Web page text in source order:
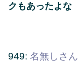
クもあったよな
949: 名無しさん